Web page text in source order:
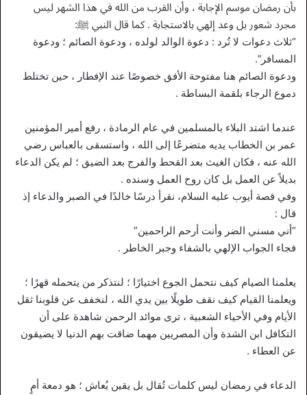
بأن رمضان موسم الإجابة ، وأن القرب من الله في هذا الشهر ليس
مجرد شعور بل وعد إلهي بالاستجابة . كما قال النبي ﷺ:
“ثلاث دعوات لا تُرد : دعوة الوالد لولده ، ودعوة الصائم ؛ ودعوة
المسافر”.
ودعوة الصائم هنا مفتوحة الأفق خصوصًا عند الإفطار ، حين تختلط
دموع الرجاء بلقمة البساطة .
عندما اشتد البلاء بالمسلمين في عام الرمادة ، رفع أمير المؤمنين
عمر بن الخطاب يديه متضرعًا إلى الله ، واستسقى بالعباس رضي
الله عنه ، فكان الغيث بعد القحط والفرج بعد الضيق ؛ لم يكن الدعاء
بديلاً عن العمل بل كان روح العمل وسنده .
وفي قصة أيوب عليه السلام، نقرأ درسًا خالدًا في الصبر والدعاء إذ
قال :
“أني مسني الضر وأنت أرحم الراحمين”
فجاء الجواب الإلهي بالشفاء وجبر الخاطر .
يعلمنا الصيام كيف نتحمل الجوع اختيارًا ؛ لنتذكر من يتحمله قهرًا ؛
ويعلمنا القيام كيف نقف طويلًا بين يدي الله ، لنخفف عن قلوبنا ثقل
الأيام وفي الأحياء الشعبية ، ترى موائد الرحمن شاهدة على أن
التكافل ابن الشدة وأن المصريين مهما ضاقت بهم الدنيا لا يضيقون
عن العطاء .
الدعاء في رمضان ليس كلمات تُقال بل يقين يُعاش ؛ هو دمعة أمٍ